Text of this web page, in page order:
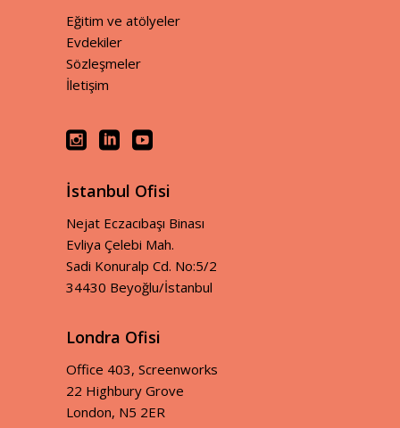
Eğitim ve atölyeler
Evdekiler
Sözleşmeler
İletişim
İstanbul Ofisi
Nejat Eczacıbaşı Binası
Evliya Çelebi Mah.
Sadi Konuralp Cd. No:5/2
34430 Beyoğlu/İstanbul
Londra Ofisi
Office 403, Screenworks
22 Highbury Grove
London, N5 2ER